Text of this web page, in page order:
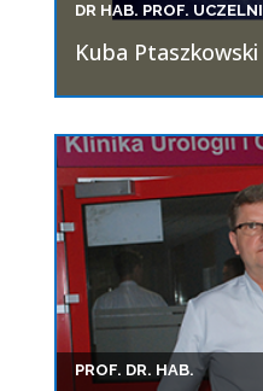
DR HAB. PROF. UCZELNI
Kuba Ptaszkowski
PROF. DR. HAB.